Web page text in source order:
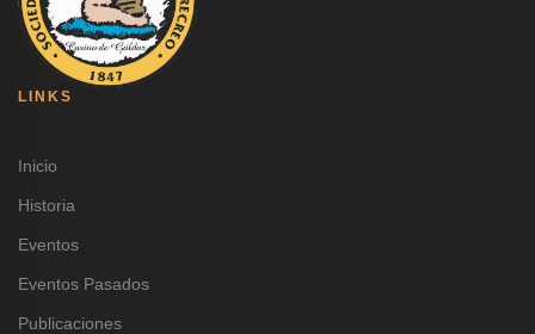
LINKS
Inicio
Historia
Eventos
Eventos Pasados
Publicaciones